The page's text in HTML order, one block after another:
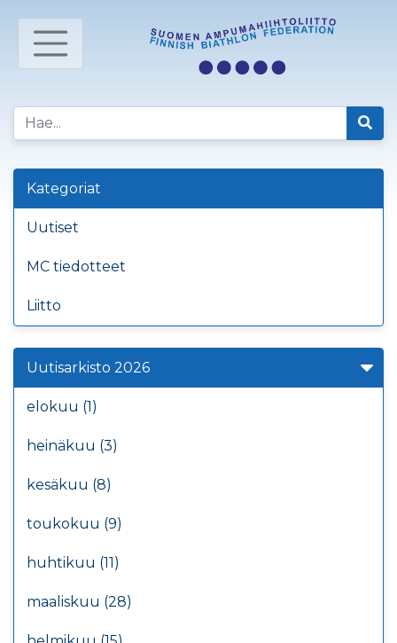
Kategoriat
Uutiset
MC tiedotteet
Liitto
Uutisarkisto 2026
elokuu (1)
heinäkuu (3)
kesäkuu (8)
toukokuu (9)
huhtikuu (11)
maaliskuu (28)